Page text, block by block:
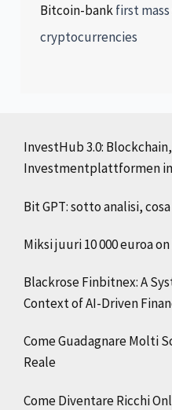
Bitcoin-bankfirst
cryptocurrencies
InvestHub 3.0:
Investmentplattformen
Bit GPT: sotto analisi,
Miksi juuri 10 000 euroa
Blackrose Finbitnex: A
Context of AI-Driven
Come Guadagnare Molti
Reale
Come Diventare Ricchi